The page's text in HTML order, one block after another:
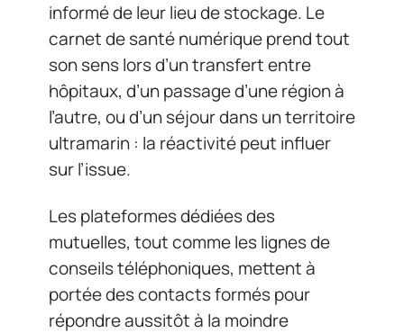
informé de leur lieu de stockage. Le
carnet de santé numérique prend tout
son sens lors d’un transfert entre
hôpitaux, d’un passage d’une région à
l’autre, ou d’un séjour dans un territoire
ultramarin : la réactivité peut influer
sur l’issue.
Les plateformes dédiées des
mutuelles, tout comme les lignes de
conseils téléphoniques, mettent à
portée des contacts formés pour
répondre aussitôt à la moindre